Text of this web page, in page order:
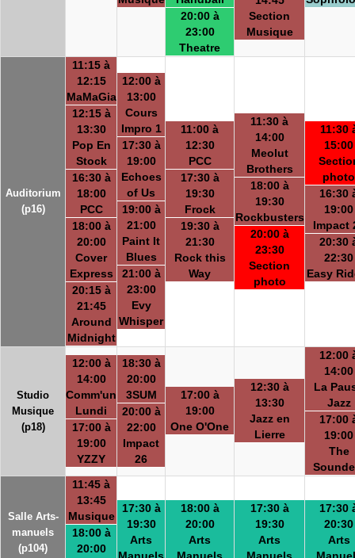
20:00 à
23:00
Theatre
Section
Musique
Auditorium
(p16)
11:15 à
12:15
MaMaGia
12:15 à
13:30
Pop En
Stock
16:30 à
18:00
PCC
18:00 à
20:00
Cover
Express
20:15 à
21:45
Around
Midnight
12:00 à
13:00
Cours
Impro 1
17:30 à
19:00
Echoes
of Us
19:00 à
21:00
Paint It
Blues
21:00 à
23:00
Evy
Whisper
11:00 à
12:30
PCC
17:30 à
19:30
Frock
19:30 à
21:30
Rock this
Way
11:30 à
14:00
Meolut
Brothers
18:00 à
19:30
Rockbusters
20:00 à
23:30
Section
photo
11:30
15:00
photo
16:30
19:00
Impact
20:30
22:30
Easy
Studio
Musique
(p18)
12:00 à
14:00
Comm'un
Lundi
17:00 à
19:00
YZZY
18:30 à
20:00
3SUM
20:00 à
22:00
Impact
26
17:00 à
19:00
One O'One
12:30 à
13:30
Jazz en
Lierre
12:00
14:00
La
Jazz
17:00
19:00
The
Salle Arts-
manuels
(p104)
11:45 à
13:45
Musique
18:00 à
20:00
17:30 à
19:30
Arts
18:00 à
20:00
Arts
17:30 à
19:30
Arts
17:30
20:30
Arts